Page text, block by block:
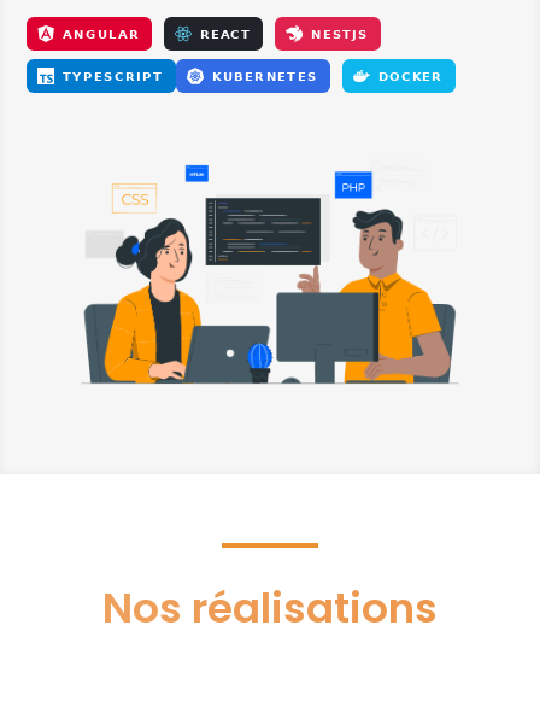
Nos réalisations